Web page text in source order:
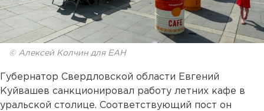
© Алексей Колчин для ЕАН
Губернатор Свердловской области Евгений
Куйвашев санкционировал работу летних кафе в
уральской столице. Соответствующий пост он